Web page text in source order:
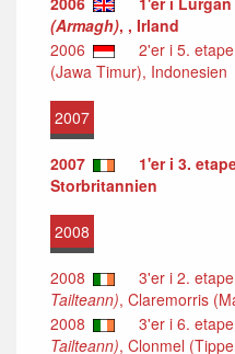
(Armagh), , Irland
2006
2'er i 5.
(Jawa Timur), Indonesien
2007
2007
1'er i 3.
Storbritannien
2008
2008 3'er i 2.
Tailteann), Claremorris
2008
3'er i 6.
Tailteann), Clonmel